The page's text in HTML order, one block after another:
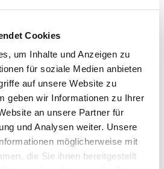
Cookies
um Inhalte und Anzeigen zu
für soziale Medien anbieten
auf unsere Website zu
geben wir Informationen zu Ihrer
an unsere Partner für
und Analysen weiter. Unsere
möglicherweise mit
die Sie ihnen bereitgestellt
werden. Rückläufig war
Handelsgeschäft, dies aufgrund
der Kunden. Mit einem Anteil von
weiterhin der
der APPKB. Gefolgt vom
dessen Anteil
von 15 auf 16 %
stabil entwickelte sich der
zum Wachstum stiegen der
um 1,7 % auf CHF 4,9 Mio.